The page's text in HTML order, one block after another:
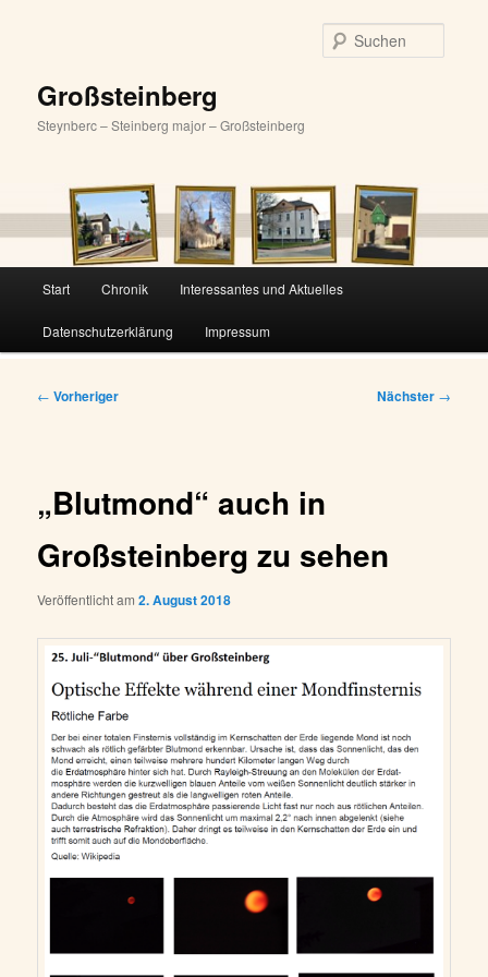
Großsteinberg
Steynberc – Steinberg major – Großsteinberg
Start Chronik Interessantes und Aktuelles
Datenschutzerklärung Impressum
Beitragsnavigation
← Vorheriger Nächster →
„Blutmond“ auch in
Großsteinberg zu sehen
Veröffentlicht am2. August 2018